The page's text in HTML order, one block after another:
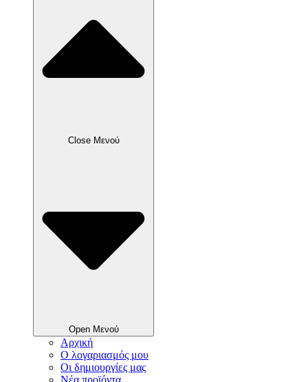
Close Μενού
Open Μενού
Αρχική
Ο λογαριασμός μου
Οι δημιουργίες μας